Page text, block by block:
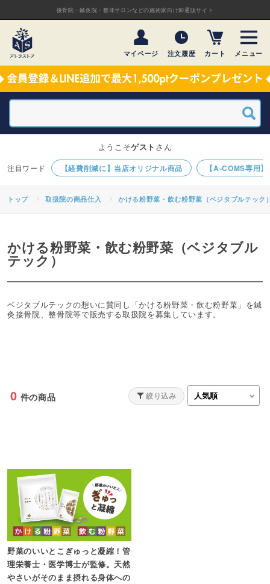
接骨院・鍼灸院・整体サロンなどの施術家向け卸通販サイト
マイページ 注文履歴 カート メニュー
【経費削減に】当店オリジナル商品 【A-COMS専用
ようこそゲスト さん
トップ 取扱院の商品仕入 かける粉野菜・飲む粉野菜（ベジタブルテック
かける粉野菜・飲む粉野菜（ベジタブル
テック）
ベジタブルテックの想いに賛同し「かける粉野菜・飲む粉野菜」を鍼
灸接骨院、整骨院等で販売する取扱院を募集しています。
0 件の商品 絞り込み
野菜のいいとこぎゅっと凝縮！管
理栄養士・医学博士が監修。天然
やさいがそのまま摂れる身体への